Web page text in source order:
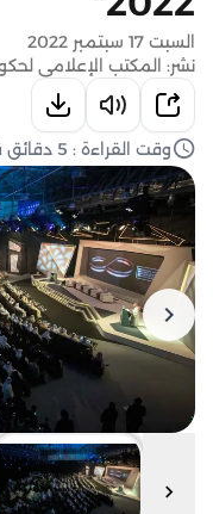
السبت 17 سبتمبر 2022
نشر: المكتب الإعلامي
وقت القراءة : 5 دقائق قراءة